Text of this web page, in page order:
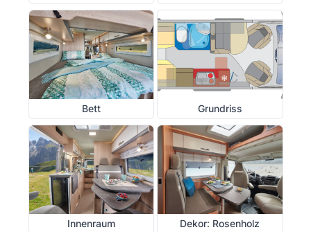
Bett Grundriss
Innenraum Dekor: Rosenholz